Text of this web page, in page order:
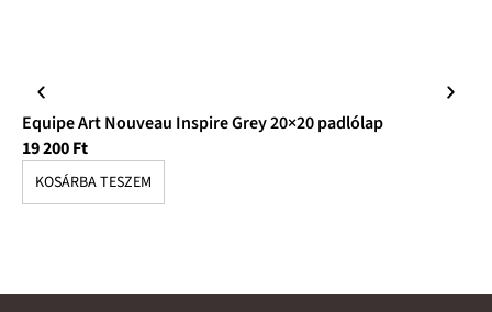
Equipe Art Nouveau Inspire Grey 20×20 padlólap
19 200Ft
KOSÁRBA TESZEM